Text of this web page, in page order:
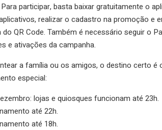
participar, basta baixar gratuitamente o
realizar o cadastro na promoção e
QR Code. Também é necessário seguir o
e ativações da campanha.
a família ou os amigos, o destino certo é
especial:
lojas e quiosques funcionam até 23h.
até 22h.
até 18h.